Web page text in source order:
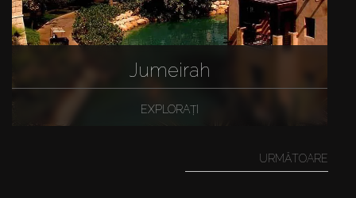
Jumeirah
EXPLORAȚI
URMĂTOARE